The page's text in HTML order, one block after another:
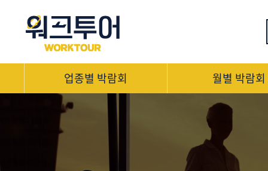
업종별 박람회 월별 박람회